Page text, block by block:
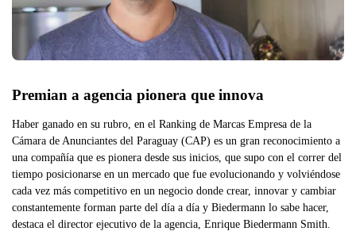
Premian a agencia pionera que innova
Haber ganado en su rubro, en el Ranking de Marcas Empresa de la
Cámara de Anunciantes del Paraguay (CAP) es un gran reconocimiento a
una compañía que es pionera desde sus inicios, que supo con el correr del
tiempo posicionarse en un mercado que fue evolucionando y volviéndose
cada vez más competitivo en un negocio donde crear, innovar y cambiar
constantemente forman parte del día a día y Biedermann lo sabe hacer,
destaca el director ejecutivo de la agencia, Enrique Biedermann Smith.